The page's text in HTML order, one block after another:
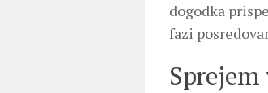
dogodka
fazi